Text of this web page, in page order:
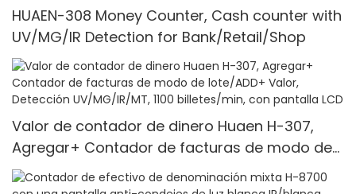
HUAEN-308 Money Counter, Cash counter with
UV/MG/IR Detection for Bank/Retail/Shop
Valor de contador de dinero Huaen H-307,
Agregar+ Contador de facturas de modo de
lote/ADD+ Valor, Detección UV/MG/IR/MT, 1100